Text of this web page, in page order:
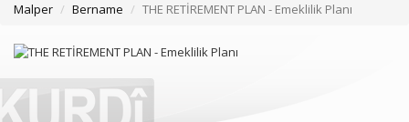
Malper Bername THE RETİREMENT PLAN - Emeklilik Planı